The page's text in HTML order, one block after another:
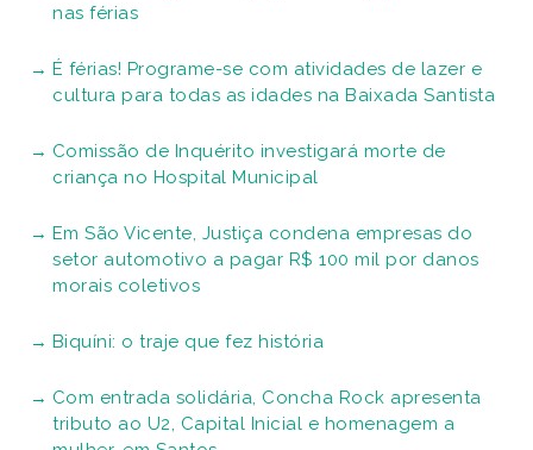
nas férias
É férias! Programe-se com atividades de lazer e
cultura para todas as idades na Baixada Santista
Comissão de Inquérito investigará morte de
criança no Hospital Municipal
Em São Vicente, Justiça condena empresas do
setor automotivo a pagar R$ 100 mil por danos
morais coletivos
Biquíni: o traje que fez história
Com entrada solidária, Concha Rock apresenta
tributo ao U2, Capital Inicial e homenagem a